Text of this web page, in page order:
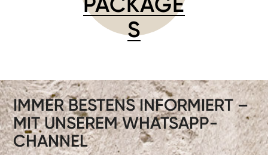
S
IMMER BESTENS INFORMIERT –
MIT UNSEREM WHATSAPP-
CHANNEL